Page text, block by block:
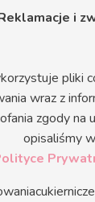
i
pliki
wraz z
zgody na
opisaliśmy w